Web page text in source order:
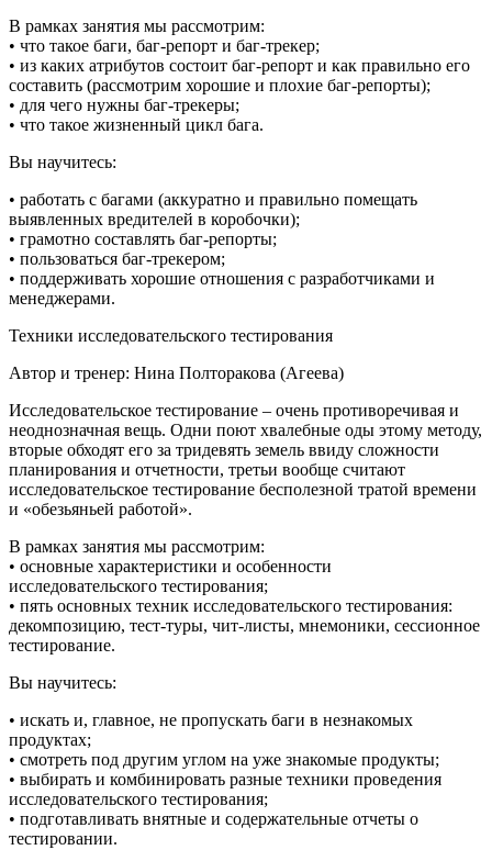
В рамках занятия мы рассмотрим:
• что такое баги, баг-репорт и баг-трекер;
• из каких атрибутов состоит баг-репорт и как правильно его
составить (рассмотрим хорошие и плохие баг-репорты);
• для чего нужны баг-трекеры;
• что такое жизненный цикл бага.
Вы научитесь:
• работать с багами (аккуратно и правильно помещать
выявленных вредителей в коробочки);
• грамотно составлять баг-репорты;
• пользоваться баг-трекером;
• поддерживать хорошие отношения с разработчиками и
менеджерами.
Техники исследовательского тестирования
Автор и тренер: Нина Полторакова (Агеева)
Исследовательское тестирование – очень противоречивая и
неоднозначная вещь. Одни поют хвалебные оды этому методу,
вторые обходят его за тридевять земель ввиду сложности
планирования и отчетности, третьи вообще считают
исследовательское тестирование бесполезной тратой времени
и «обезьяньей работой».
В рамках занятия мы рассмотрим:
• основные характеристики и особенности
исследовательского тестирования;
• пять основных техник исследовательского тестирования:
декомпозицию, тест-туры, чит-листы, мнемоники, сессионное
тестирование.
Вы научитесь:
• искать и, главное, не пропускать баги в незнакомых
продуктах;
• смотреть под другим углом на уже знакомые продукты;
• выбирать и комбинировать разные техники проведения
исследовательского тестирования;
• подготавливать внятные и содержательные отчеты о
тестировании.